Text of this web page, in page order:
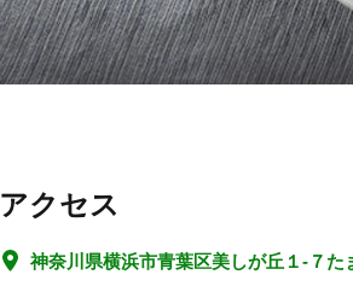
アクセス
神奈川県横浜市青葉区美しが丘１-７た